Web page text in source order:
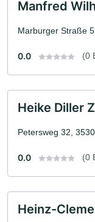
Manfred
Marburger Straße
0.0 (0
Heike Diller
Petersweg 32,
0.0 (0
Heinz-